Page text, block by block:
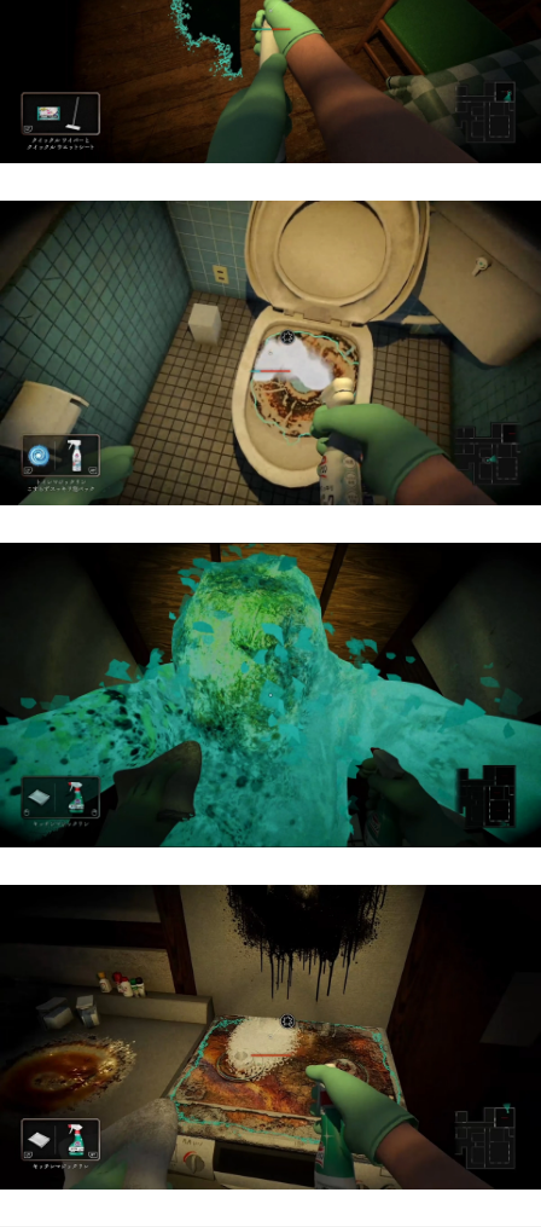
BASSDRUMをどのようにお知りになりましたか？
お問い合わせ内容
プライバシーポリシーに同意します
送信